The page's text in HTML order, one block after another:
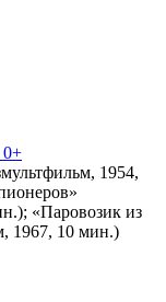
0+
1954,
«Паровозик из
1967, 10 мин.)